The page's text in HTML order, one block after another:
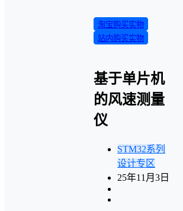
淘宝购买实物
站内购买实物
基于单片机
的风速测量
仪
STM32系列
设计专区
25年11月3日